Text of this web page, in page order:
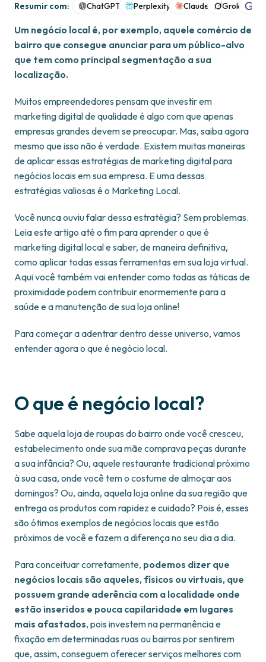
Resumir com: ChatGPT Perplexity Claude Grok
Um negócio local é, por exemplo, aquele comércio de
bairro que consegue anunciar para um público-alvo
que tem como principal segmentação a sua
localização.
Muitos empreendedores pensam que investir em
marketing digital de qualidade é algo com que apenas
empresas grandes devem se preocupar. Mas, saiba agora
mesmo que isso não é verdade. Existem muitas maneiras
de aplicar essas estratégias de marketing digital para
negócios locais em sua empresa. E uma dessas
estratégias valiosas é o Marketing Local.
Você nunca ouviu falar dessa estratégia? Sem problemas.
Leia este artigo até o fim para aprender o que é
marketing digital local e saber, de maneira definitiva,
como aplicar todas essas ferramentas em sua loja virtual.
Aqui você também vai entender como todas as táticas de
proximidade podem contribuir enormemente para a
saúde e a manutenção de sua loja online!
Para começar a adentrar dentro desse universo, vamos
entender agora o que é negócio local.
O que é negócio local?
Sabe aquela loja de roupas do bairro onde você cresceu,
estabelecimento onde sua mãe comprava peças durante
a sua infância? Ou, aquele restaurante tradicional próximo
à sua casa, onde você tem o costume de almoçar aos
domingos? Ou, ainda, aquela loja online da sua região que
entrega os produtos com rapidez e cuidado? Pois é, esses
são ótimos exemplos de negócios locais que estão
próximos de você e fazem a diferença no seu dia a dia.
Para conceituar corretamente, podemos dizer que
negócios locais são aqueles, físicos ou virtuais, que
possuem grande aderência com a localidade onde
estão inseridos e pouca capilaridade em lugares
mais afastados, pois investem na permanência e
fixação em determinadas ruas ou bairros por sentirem
que, assim, conseguem oferecer serviços melhores com